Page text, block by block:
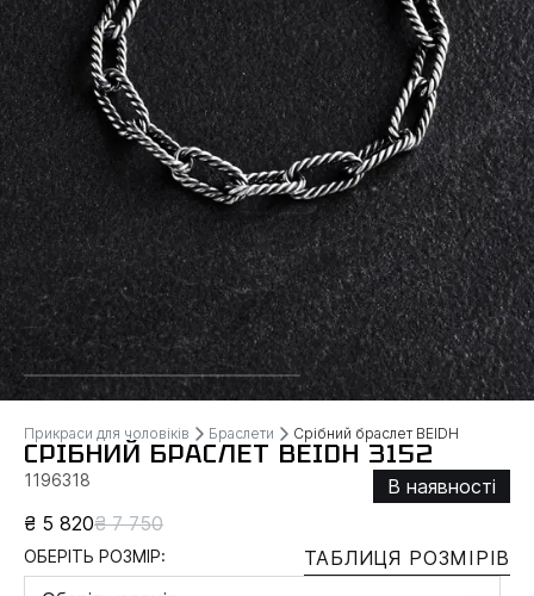
Прикраси для чоловіків Браслети Срібний браслет BEIDH
СРІБНИЙ БРАСЛЕТ BEIDH 3152
1196318
В наявності
₴ 5 820₴ 7 750
ОБЕРІТЬ РОЗМІР:
ТАБЛИЦЯ РОЗМІРІВ